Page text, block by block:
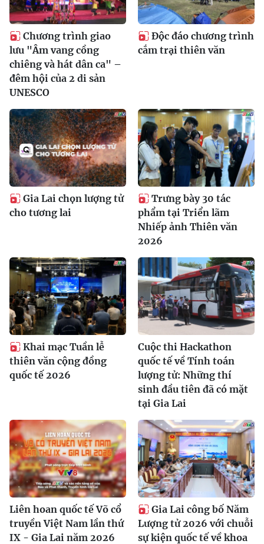
Chương trình giao
lưu "Âm vang cồng
chiêng và hát dân ca" –
đêm hội của 2 di sản
UNESCO
Độc đáo chương trình
cắm trại thiên văn
Gia Lai chọn lượng tử
cho tương lai
Trưng bày 30 tác
phẩm tại Triển lãm
Nhiếp ảnh Thiên văn
2026
Khai mạc Tuần lễ
thiên văn cộng đồng
quốc tế 2026
Cuộc thi Hackathon
quốc tế về Tính toán
lượng tử: Những thí
sinh đầu tiên đã có mặt
tại Gia Lai
Liên hoan quốc tế Võ cổ
truyền Việt Nam lần thứ
IX - Gia Lai năm 2026
Gia Lai công bố Năm
Lượng tử 2026 với chuỗi
sự kiện quốc tế về khoa